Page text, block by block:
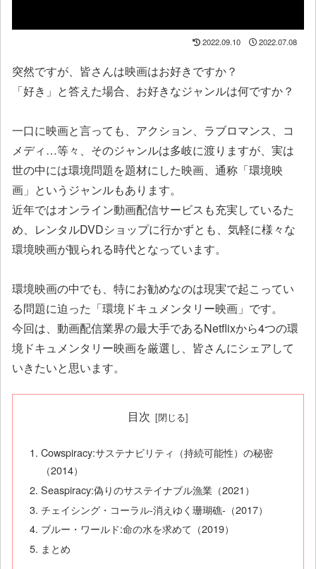
2022.09.10 2022.07.08
突然ですが、皆さんは映画はお好きですか？
「好き」と答えた場合、お好きなジャンルは何ですか？
一口に映画と言っても、アクション、ラブロマンス、コ
メディ…等々、そのジャンルは多岐に渡りますが、実は
世の中には環境問題を題材にした映画、通称「環境映
画」というジャンルもあります。
近年ではオンライン動画配信サービスも充実しているた
め、レンタルDVDショップに行かずとも、気軽に様々な
環境映画が観られる時代となっています。
環境映画の中でも、特にお勧めなのは現実で起こってい
る問題に迫った「環境ドキュメンタリー映画」です。
今回は、動画配信業界の最大手であるNetflixから4つの環
境ドキュメンタリー映画を厳選し、皆さんにシェアして
いきたいと思います。
目次
Cowspiracy:サステナビリティ（持続可能性）の秘密
（2014）
Seaspiracy:偽りのサステイナブル漁業（2021）
チェイシング・コーラル‐消えゆく珊瑚礁‐（2017）
ブルー・ワールド:命の水を求めて（2019）
まとめ